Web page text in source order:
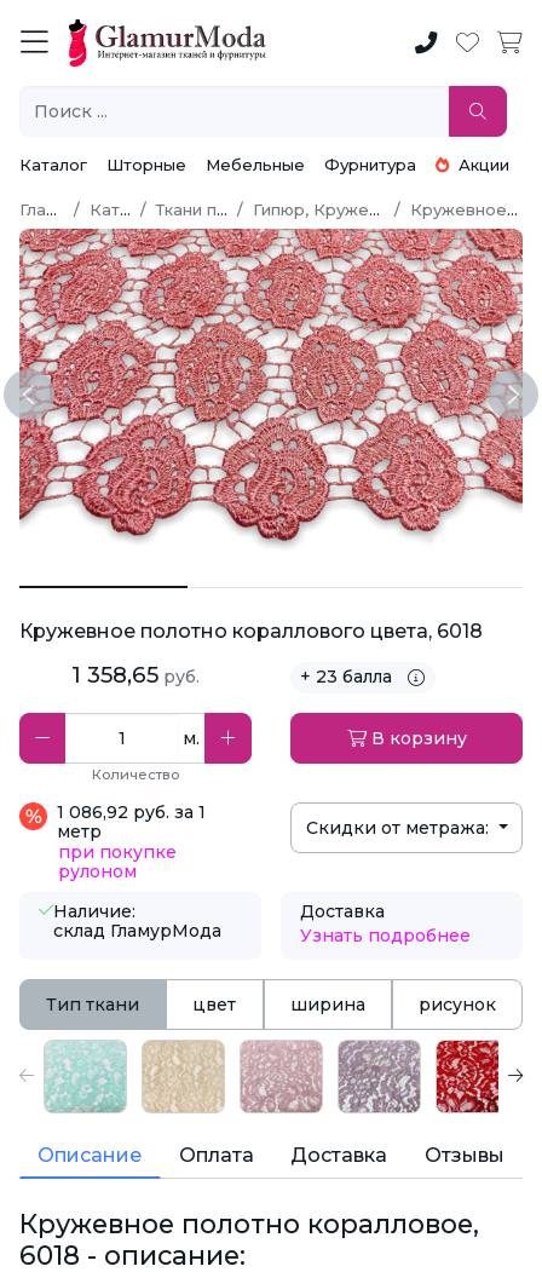
Каталог Шторные Мебельные Фурнитура Акции
Главная Каталог Ткани по типу Гипюр, Кружево, Шитье Кружевное полотно
Previous
Кружевное полотно кораллового цвета, 6018
1 358,65 руб. + 23 балла
м.
Количество
В корзину
1 086,92 руб. за 1
метр
при покупке
рулоном
Скидки от метража:
Наличие:
склад ГламурМода
Доставка
Узнать подробнее
Тип ткани цвет ширина рисунок
Описание Оплата Доставка Отзывы
Кружевное полотно коралловое,
6018 - описание: